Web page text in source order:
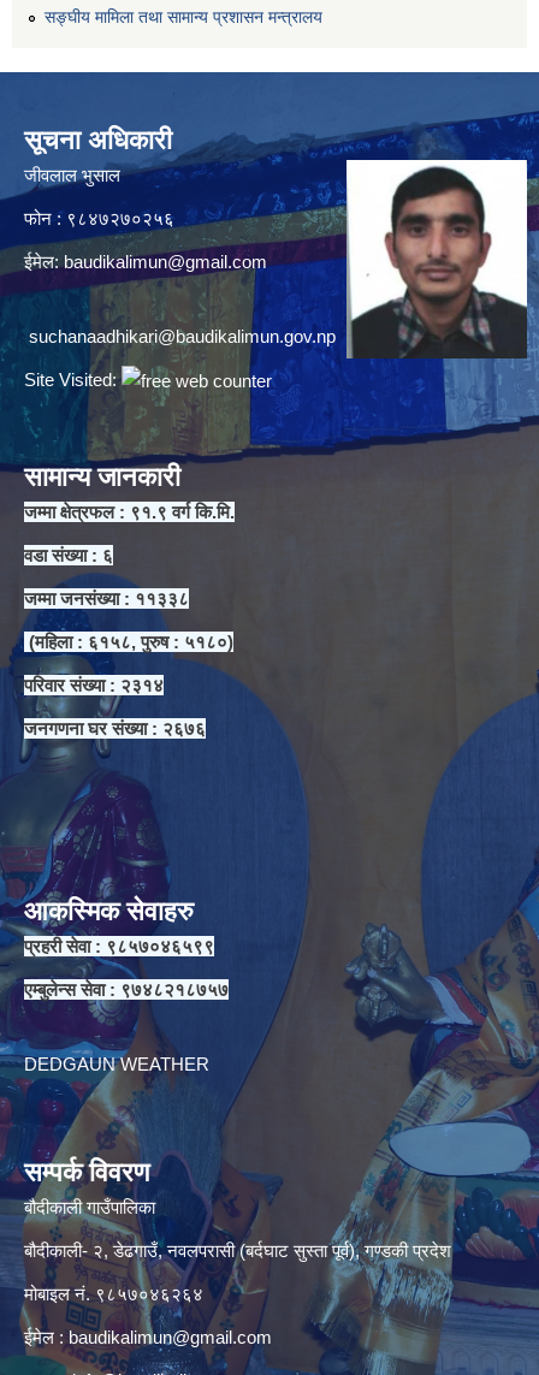
सङ्घीय मामिला तथा सामान्य प्रशासन मन्त्रालय
सूचना अधिकारी
जीवलाल भुसाल
फोन : ९८४७२७०२५६
ईमेल: baudikalimun@gmail.com
suchanaadhikari@baudikalimun.gov.np
Site Visited:
सामान्य जानकारी
जम्मा क्षेत्रफल : ९१.९ वर्ग कि.मि.
वडा संख्या : ६
जम्मा जनसंख्या : ११३३८
(महिला : ६१५८, पुरुष : ५१८०)
परिवार संख्या : २३१४
जनगणना घर संख्या : २६७६
आकस्मिक सेवाहरु
प्रहरी सेवा : ९८५७०४६५९९
एम्बुलेन्स सेवा : ९७४८२१८७५७
DEDGAUN WEATHER
सम्पर्क विवरण
बौदीकाली गाउँपालिका
बौदीकाली- २, डेढगाउँ, नवलपरासी (बर्दघाट सुस्ता पूर्व), गण्डकी प्रदेश
मोबाइल नं. ९८५७०४६२६४
ईमेल : baudikalimun@gmail.com